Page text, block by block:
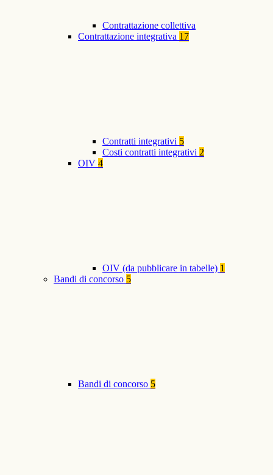
Contrattazione collettiva
Contrattazione integrativa 17
Contratti integrativi 5
Costi contratti integrativi 2
OIV 4
OIV (da pubblicare in tabelle) 1
Bandi di concorso 5
Bandi di concorso 5